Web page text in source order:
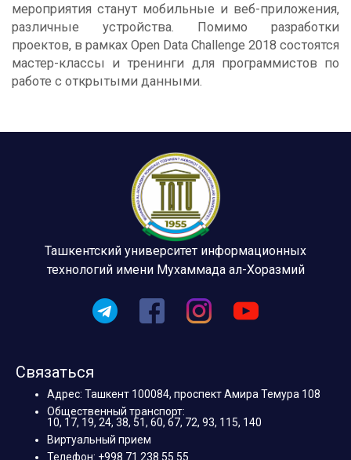
мероприятия станут мобильные и веб-приложения,
различные устройства. Помимо разработки
проектов, в рамках Open Data Challenge 2018 состоятся
мастер-классы и тренинги для программистов по
работе с открытыми данными.
Ташкентский университет информационных
технологий имени Мухаммада ал-Хоразмий
Связаться
Адрес: Ташкент 100084, проспект Амира Темура 108
Общественный транспорт:
10, 17, 19, 24, 38, 51, 60, 67, 72, 93, 115, 140
Виртуальный прием
Телефон: +998 71 238 55 55